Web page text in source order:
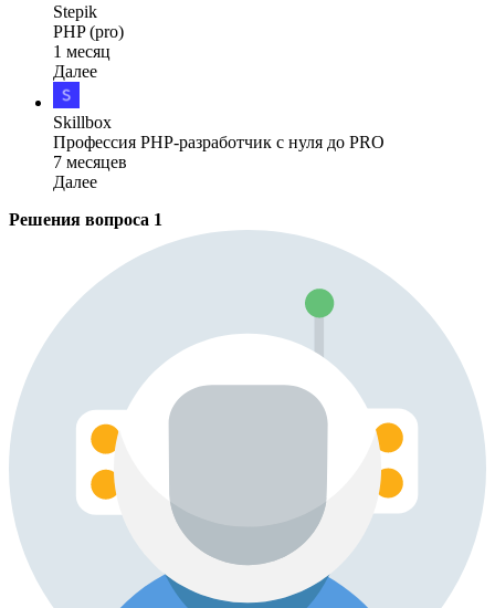
Stepik
PHP (pro)
1 месяц
Далее
Skillbox
Профессия PHP-разработчик с нуля до PRO
7 месяцев
Далее
Решения вопроса 1